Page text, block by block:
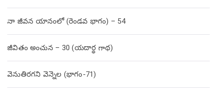
నా జీవన యానంలో (రెండవ భాగం) – 54
జీవితం అంచున – 30 (యదార్థ గాథ)
వెనుతిరగని వెన్నెల (భాగం-71)